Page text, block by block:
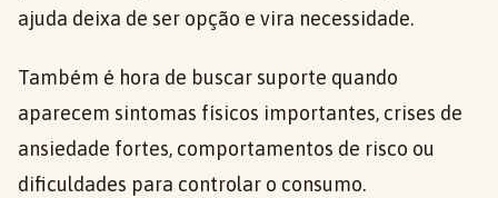
ajuda deixa de ser opção e vira necessidade.
Também é hora de buscar suporte quando
aparecem sintomas físicos importantes, crises de
ansiedade fortes, comportamentos de risco ou
dificuldades para controlar o consumo.